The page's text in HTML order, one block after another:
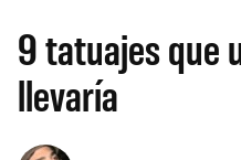
9 tatuajes que
llevaría